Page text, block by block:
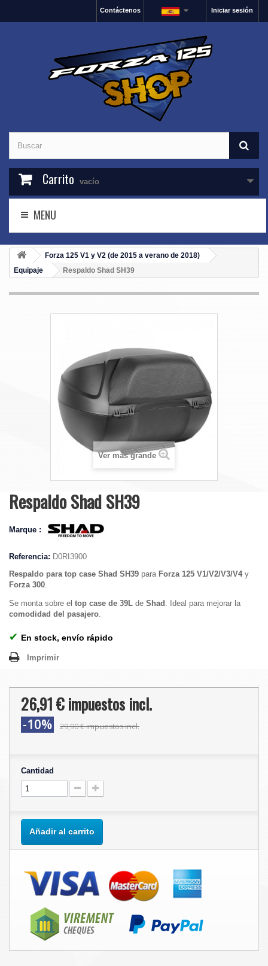
Iniciar sesión
Contáctenos
Carrito vacío
MENU
Forza 125 V1 y V2 (de 2015 a verano de 2018)
Equipaje
Respaldo Shad SH39
Ver más grande
Respaldo Shad SH39
Marque :
Referencia: D0RI3900
Respaldo para top case Shad SH39 para Forza 125 V1/V2/V3/V4y
Forza 300.
Se monta sobre el top case de 39L de Shad . Ideal para mejorar la
comodidad del pasajero.
✔ En stock, envío rápido
Imprimir
26,91 €impuestos incl.
-10% 29,90 €impuestos incl.
Cantidad
Añadir al carrito